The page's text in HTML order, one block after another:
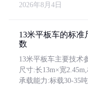
2026年8月4日
13米平板车的标准
数
13米平板车主要技术
尺寸:长13m×宽
承载能力:标载30-35